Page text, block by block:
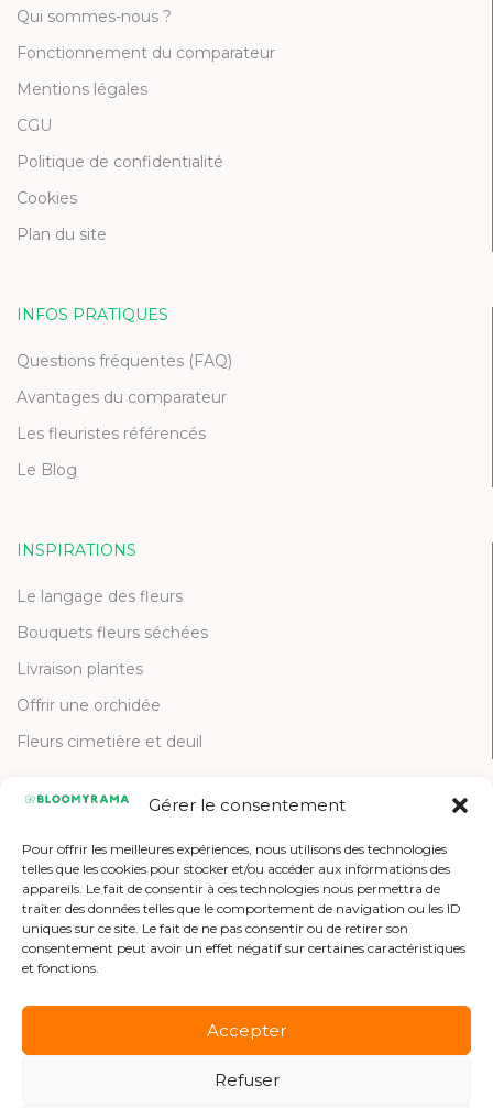
Gérer le consentement
Pour offrir les meilleures expériences, nous utilisons des technologies
telles que les cookies pour stocker et/ou accéder aux informations des
appareils. Le fait de consentir à ces technologies nous permettra de
traiter des données telles que le comportement de navigation ou les ID
uniques sur ce site. Le fait de ne pas consentir ou de retirer son
consentement peut avoir un effet négatif sur certaines caractéristiques
et fonctions.
Accepter
Refuser
Qui sommes-nous ?
Fonctionnement du comparateur
Mentions légales
CGU
Politique de confidentialité
Cookies
Plan du site
INFOS PRATIQUES
Questions fréquentes (FAQ)
Avantages du comparateur
Les fleuristes référencés
Le Blog
INSPIRATIONS
Le langage des fleurs
Bouquets fleurs séchées
Livraison plantes
Offrir une orchidée
Fleurs cimetière et deuil
Contactez-nous
Etre référencé
Offres d'emploi